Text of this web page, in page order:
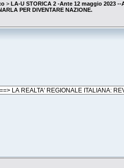
> LA-U STORICA 2 -Ante 12 maggio 2023 --
PER DIVENTARE NAZIONE.